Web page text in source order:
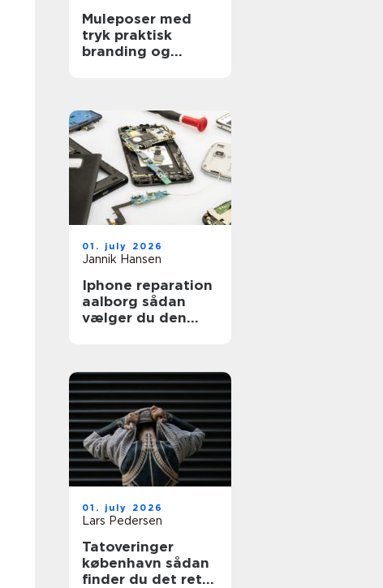
Muleposer med
tryk praktisk
branding og
01. july 2026
Jannik Hansen
Iphone reparation
aalborg sådan
vælger du den
01. july 2026
Lars Pedersen
Tatoveringer
københavn sådan
finder du det rette